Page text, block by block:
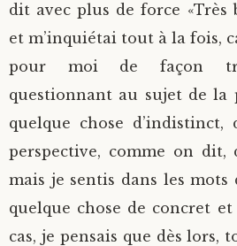
dit avec plus de force «Très
et m’inquiétai tout à la fois,
pour moi de façon
questionnant au sujet de la
quelque chose
perspective, comme on dit,
mais je sentis dans les mots
quelque chose de concret
cas, je pensais que dès lors,